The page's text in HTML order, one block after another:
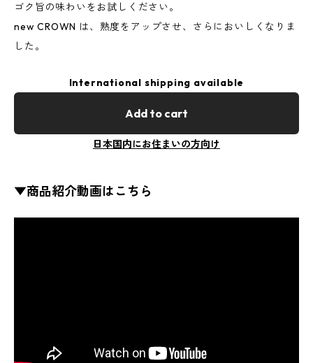
ゴク旨の味わいをお試しください。
new CROWN は、熟度をアップさせ、さらにおいしくなりま
した。
International shipping available
Add to cart
日本国内にお住まいの方向け
▼商品紹介動画はこちら